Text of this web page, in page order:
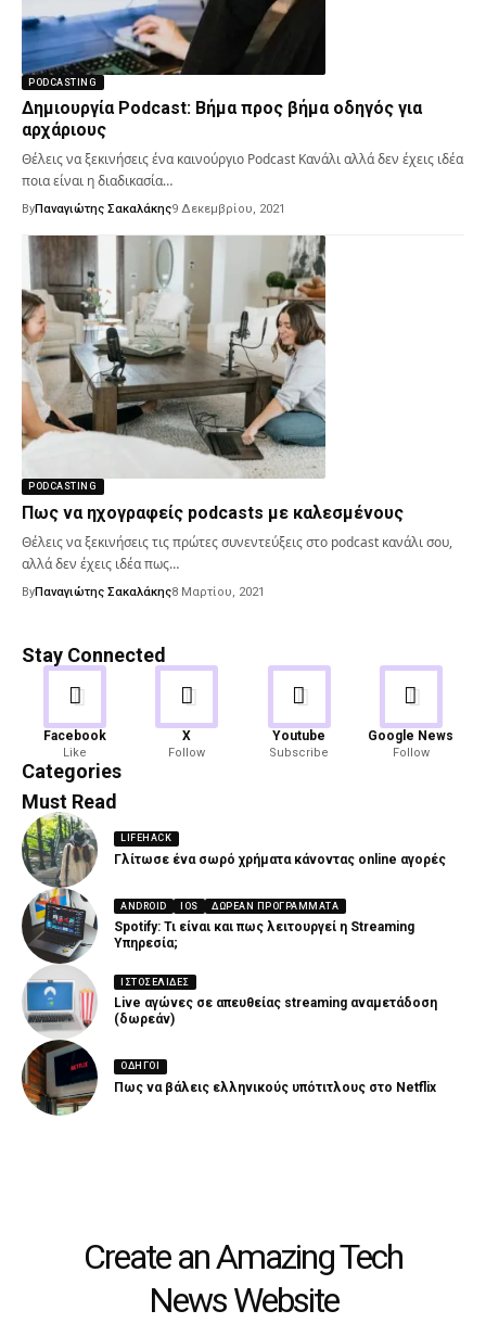
PODCASTING
Δημιουργία Podcast: Βήμα προς βήμα οδηγός για
αρχάριους
Θέλεις να ξεκινήσεις ένα καινούργιο Podcast Κανάλι αλλά δεν έχεις ιδέα
ποια είναι η διαδικασία…
ByΠαναγιώτης Σακαλάκης9 Δεκεμβρίου, 2021
PODCASTING
Πως να ηχογραφείς podcasts με καλεσμένους
Θέλεις να ξεκινήσεις τις πρώτες συνεντεύξεις στο podcast κανάλι σου,
αλλά δεν έχεις ιδέα πως…
ByΠαναγιώτης Σακαλάκης8 Μαρτίου, 2021
Stay Connected
Facebook
Like
X
Follow
Youtube
Subscribe
Google News
Follow
Categories
Android
82 Articles
Gaming
19 Articles
Must Read
LIFEHACK
Γλίτωσε ένα σωρό χρήματα κάνοντας online αγορές
ANDROID IOS ΔΩΡΕΆΝ ΠΡΟΓΡΆΜΜΑΤΑ
Spotify: Τι είναι και πως λειτουργεί η Streaming
Υπηρεσία;
ΙΣΤΟΣΕΛΊΔΕΣ
Live αγώνες σε απευθείας streaming αναμετάδοση
(δωρεάν)
ΟΔΗΓΟΊ
Πως να βάλεις ελληνικούς υπότιτλους στο Netflix
Create an Amazing Tech
News Website